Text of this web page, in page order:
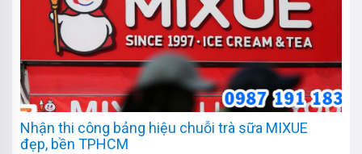
Nhận thi công bảng hiệu chuỗi trà sữa MIXUE
đẹp, bền TPHCM